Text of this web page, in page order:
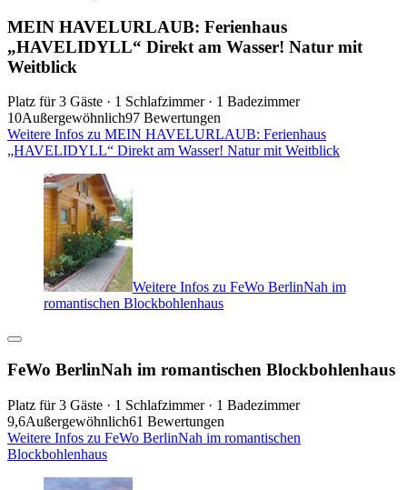
MEIN HAVELURLAUB: Ferienhaus
„HAVELIDYLL“ Direkt am Wasser! Natur mit
Weitblick
Platz für 3 Gäste · 1 Schlafzimmer · 1 Badezimmer
10Außergewöhnlich97 Bewertungen
Weitere Infos zu MEIN HAVELURLAUB: Ferienhaus
„HAVELIDYLL“ Direkt am Wasser! Natur mit Weitblick
Weitere Infos zu FeWo BerlinNah im
romantischen Blockbohlenhaus
FeWo BerlinNah im romantischen Blockbohlenhaus
Platz für 3 Gäste · 1 Schlafzimmer · 1 Badezimmer
9,6Außergewöhnlich61 Bewertungen
Weitere Infos zu FeWo BerlinNah im romantischen
Blockbohlenhaus